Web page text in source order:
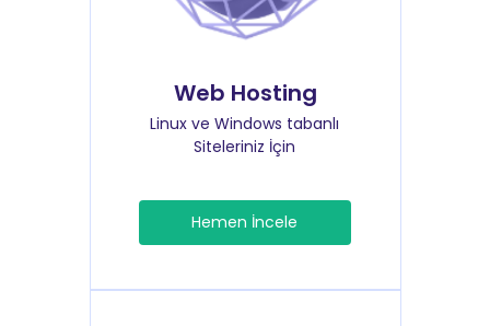
Web Hosting
Linux ve Windows tabanlı
Siteleriniz İçin
Hemen İncele